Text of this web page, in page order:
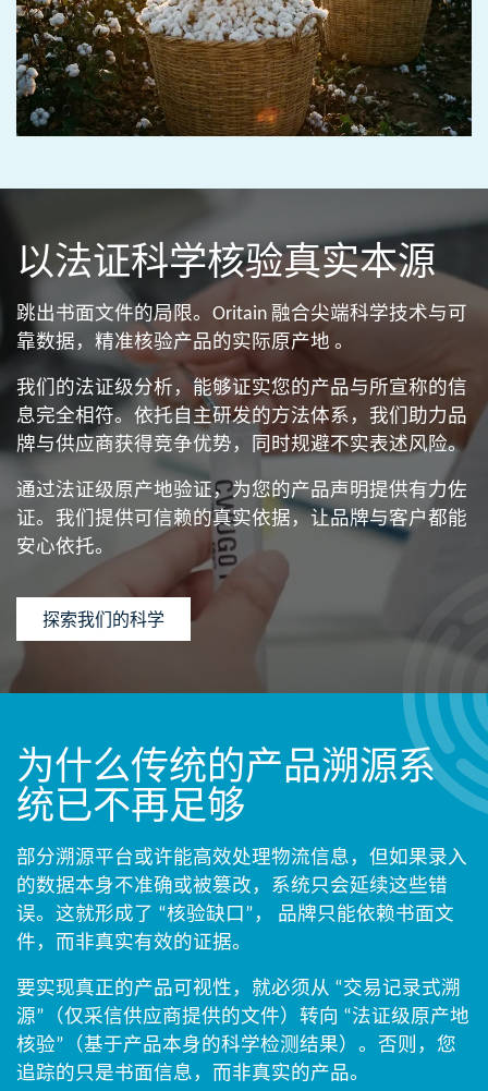
以法证科学核验真实本源​
跳出书面文件的局限。Oritain 融合尖端科学技术与可
靠数据，精准核验产品的实际原产地 。​​
我们的法证级分析，能够证实您的产品与所宣称的信
息完全相符。依托自主研发的方法体系，我们助力品
牌与供应商获得竞争优势，同时规避不实表述风险。​​
通过法证级原产地验证，为您的产品声明提供有力佐
证。我们提供可信赖的真实依据，让品牌与客户都能
安心依托。
探索我们的科学
为什么传统的产品溯源系
统已不再足够
部分溯源平台或许能高效处理物流信息，但如果录入
的数据本身不准确或被篡改，系统只会延续这些错
误。这就形成了 “核验缺口”， 品牌只能依赖书面文
件，而非真实有效的证据。​​
要实现真正的产品可视性，就必须从 “交易记录式溯
源”（仅采信供应商提供的文件）转向 “法证级原产地
核验”（基于产品本身的科学检测结果）。否则，您
追踪的只是书面信息，而非真实的产品。​